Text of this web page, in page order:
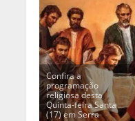
Confira a
programação
religiosa desta
Quinta-feira Santa
(17) em Serra